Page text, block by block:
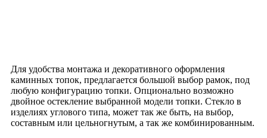
Для удобства монтажа и декоративного оформления
каминных топок, предлагается большой выбор рамок, под
любую конфигурацию топки. Опционально возможно
двойное остекление выбранной модели топки. Стекло в
изделиях углового типа, может так же быть, на выбор,
составным или цельногнутым, а так же комбинированным.